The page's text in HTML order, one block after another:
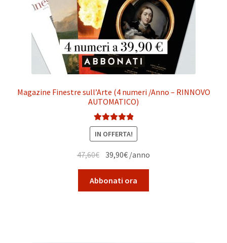
Magazine Finestre sull’Arte (4 numeri /Anno – RINNOVO
AUTOMATICO)
Valutato5.00
su 5
IN OFFERTA!
47,60€
originale
era:
39,90€Il
attuale
è:
/anno
Abbonati ora